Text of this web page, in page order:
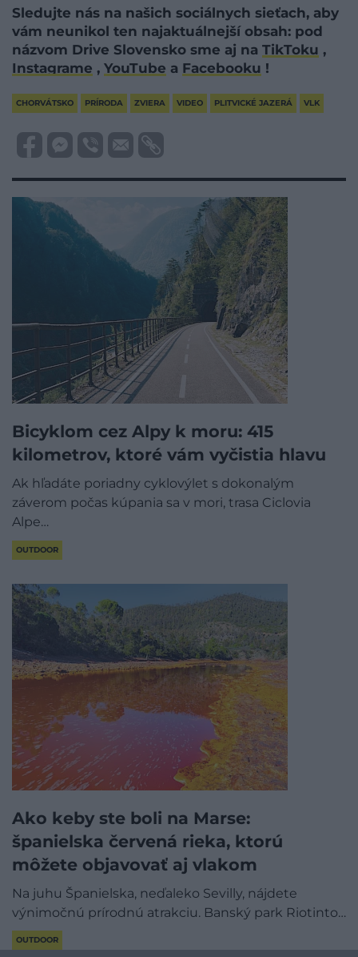
Sledujte nás na našich sociálnych sieťach, aby
vám neunikol ten najaktuálnejší obsah: pod
názvom Drive Slovensko sme aj na TikToku ,
Instagrame , YouTube a Facebooku !
CHORVÁTSKO PRÍRODA ZVIERA VIDEO PLITVICKÉ JAZERÁ VLK
Bicyklom cez Alpy k moru: 415
kilometrov, ktoré vám vyčistia hlavu
Ak hľadáte poriadny cyklovýlet s dokonalým
záverom počas kúpania sa v mori, trasa Ciclovia
Alpe…
OUTDOOR
Ako keby ste boli na Marse:
španielska červená rieka, ktorú
môžete objavovať aj vlakom
Na juhu Španielska, neďaleko Sevilly, nájdete
výnimočnú prírodnú atrakciu. Banský park Riotinto…
OUTDOOR